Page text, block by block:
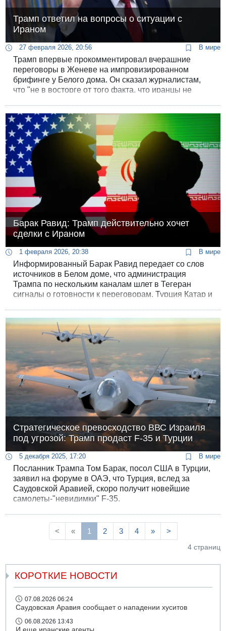
Трамп ответил на вопросы о ситуации с
Ираном
27 февраля 2026, 20:56 В мире
Трамп впервые прокомментировал вчерашние
переговоры в Женеве на импровизированном
брифинге у Белого дома. Он сказал журналистам,
что "не в восторге от того факта, что иранцы не
Барак Равид: Трамп действительно хочет
сделки с Ираном
1 февраля 2026, 20:38 В мире
Информированный Барак Равид передает со слов
источников в Белом доме, что администрация
Трампа по нескольким каналам шлет в Тегеран
сигналы о готовности к переговорам, Турция Катар и
Стратегическое превосходство ВВС Израиля
под угрозой: Трамп продаст F-35 и Турции
5 декабря 2025, 17:20 В мире
Посланник Трампа Том Барак, посол США в Турции,
заявил на форуме в ОАЭ, что Турция, вслед за
Саудовской Аравией, скоро получит новейшие
самолеты-"невидимки" F-35.
< « 1 2 3 4 » >
4 страниц
КОРОТКИЕ НОВОСТИ
07.08.2026 06:24
Саудовская Аравия сообщает о нападении хуситов
06.08.2026 13:43